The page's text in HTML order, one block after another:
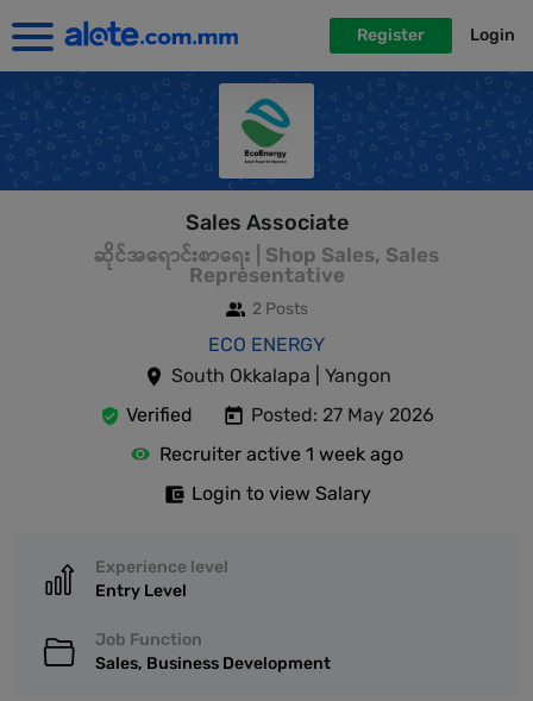
Register Login
Sales Associate
ဆိုင်အရောင်းစာရေး | Shop Sales, Sales
Representative
2 Posts
ECO ENERGY
South Okkalapa | Yangon
Verified
Posted: 27 May 2026
Recruiter active 1 week ago
Login to view Salary
Experience level
Entry Level
Job Function
Sales, Business Development